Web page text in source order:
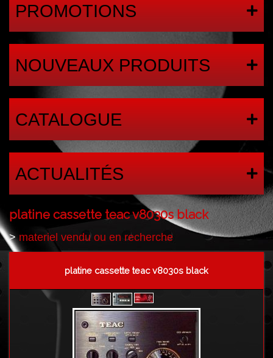
PROMOTIONS
NOUVEAUX PRODUITS
CATALOGUE
ACTUALITÉS
platine cassette teac v8030s black
>materiel vendu ou en recherche
platine cassette teac v8030s black